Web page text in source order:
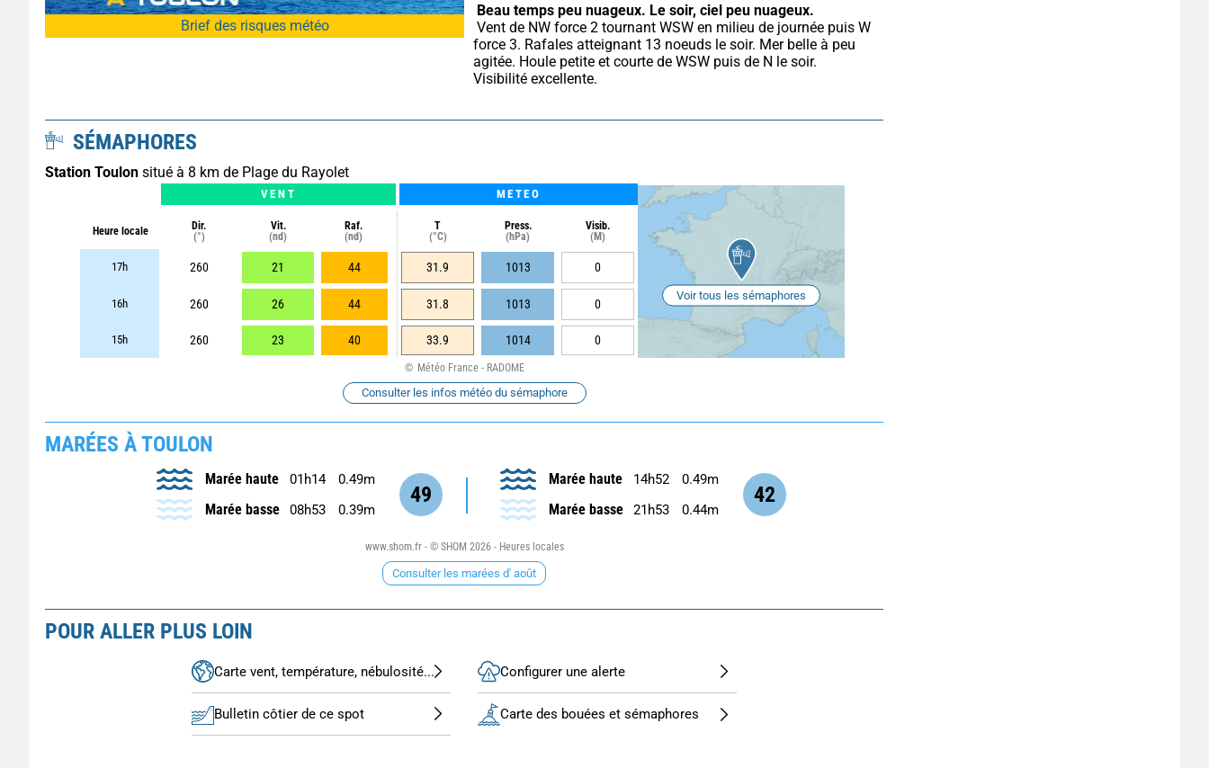
Brief des risques météo
Beau temps peu nuageux. Le soir, ciel peu nuageux.
force 3. Rafales atteignant 13 noeuds le soir. Mer belle à peu
agitée. Houle petite et courte de WSW puis de N le soir.
Visibilité excellente.
SÉMAPHORES
Station Toulon situé à 8 km de Plage du Rayolet
VENT METEO
Heure locale
Dir.
(°)
Vit.
(nd)
Raf.
(nd)
T
(°C)
Press.
(hPa)
Visib.
(M)
17h 260 21 44 31.9 1013 0
16h 260 26 44 31.8 1013 0
15h 260 23 40 33.9 1014 0
Voir tous les sémaphores
Météo France - RADOME
Consulter les infos météo du sémaphore
MARÉES À TOULON
49
Marée haute 01h14 0.49m
Marée basse 08h53 0.39m
42
Marée haute 14h52 0.49m
Marée basse 21h53 0.44m
www.shom.fr - © SHOM 2026 - Heures locales
Consulter les marées d' août
POUR ALLER PLUS LOIN
Carte vent, température, nébulosité...
Bulletin côtier de ce spot
Configurer une alerte
Carte des bouées et sémaphores